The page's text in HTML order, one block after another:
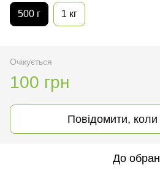
500 г 1 кг
Очікується
100 грн
Повідомити, коли
До